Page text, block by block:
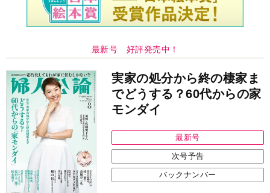
注目トピ
同僚の心無い言葉に気持ちが折れた
娘が姑から「離婚しなさい」と言われました
義実家について、義弟が私へ怒りのLINE
中央公論新社の本